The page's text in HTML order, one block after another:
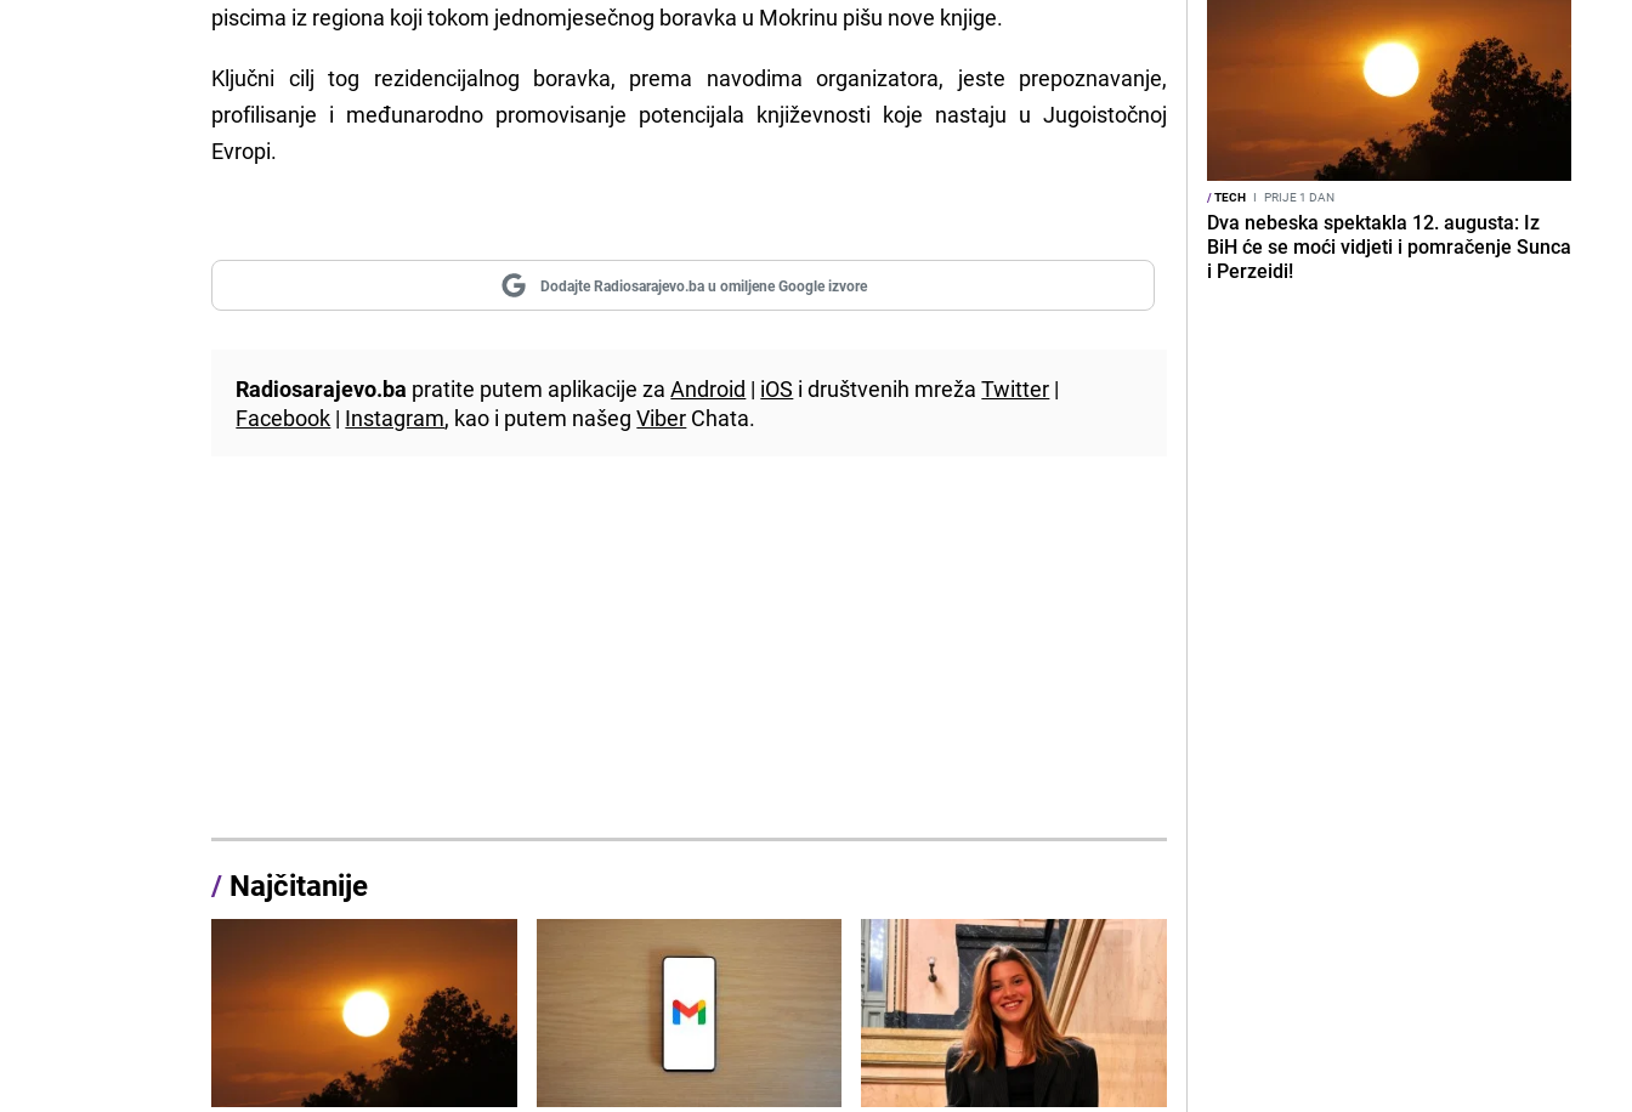
piscima iz regiona koji tokom jednomjesečnog boravka u Mokrinu pišu nove knjige.
Ključni cilj tog rezidencijalnog boravka, prema navodima organizatora, jeste prepoznavanje,
profilisanje i međunarodno promovisanje potencijala književnosti koje nastaju u Jugoistočnoj
Evropi.
Dodajte Radiosarajevo.ba u omiljene Google izvore
Radiosarajevo.ba pratite putem aplikacije zaAndroid | iOS i društvenih mrežaTwitter |
Facebook | Instagram, kao i putem našegViber Chata.
/ Najčitanije
/TECH I PRIJE 1 DAN
Dva nebeska spektakla 12. augusta: Iz
BiH će se moći vidjeti i pomračenje Sunca
i Perzeidi!